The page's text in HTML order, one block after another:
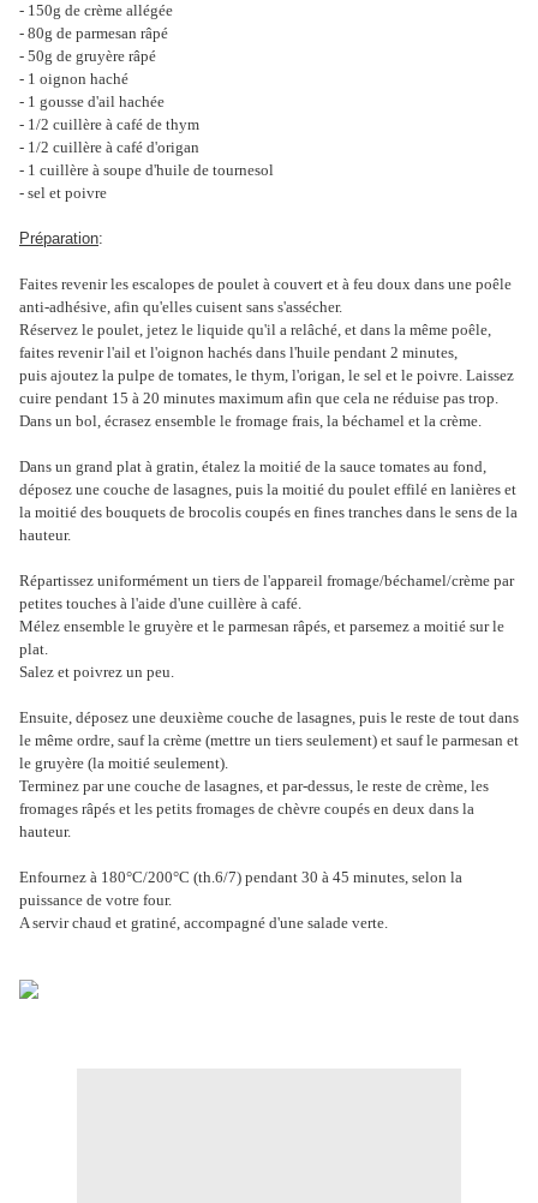
- 150g de crème allégée
- 80g de parmesan râpé
- 50g de gruyère râpé
- 1 oignon haché
- 1 gousse d'ail hachée
- 1/2 cuillère à café de thym
- 1/2 cuillère à café d'origan
- 1 cuillère à soupe d'huile de tournesol
- sel et poivre
Préparation:
Faites revenir les escalopes de poulet à couvert et à feu doux dans une poêle
anti-adhésive, afin qu'elles cuisent sans s'assécher.
Réservez le poulet, jetez le liquide qu'il a relâché, et dans la même poêle,
faites revenir l'ail et l'oignon hachés dans l'huile pendant 2 minutes,
puis ajoutez la pulpe de tomates, le thym, l'origan, le sel et le poivre. Laissez
cuire pendant 15 à 20 minutes maximum afin que cela ne réduise pas trop.
Dans un bol, écrasez ensemble le fromage frais, la béchamel et la crème.
Dans un grand plat à gratin, étalez la moitié de la sauce tomates au fond,
déposez une couche de lasagnes, puis la moitié du poulet effilé en lanières et
la moitié des bouquets de brocolis coupés en fines tranches dans le sens de la
hauteur.
Répartissez uniformément un tiers de l'appareil fromage/béchamel/crème par
petites touches à l'aide d'une cuillère à café.
Mélez ensemble le gruyère et le parmesan râpés, et parsemez a moitié sur le
plat.
Salez et poivrez un peu.
Ensuite, déposez une deuxième couche de lasagnes, puis le reste de tout dans
le même ordre, sauf la crème (mettre un tiers seulement) et sauf le parmesan et
le gruyère (la moitié seulement).
Terminez par une couche de lasagnes, et par-dessus, le reste de crème, les
fromages râpés et les petits fromages de chèvre coupés en deux dans la
hauteur.
Enfournez à 180°C/200°C (th.6/7) pendant 30 à 45 minutes, selon la
puissance de votre four.
A servir chaud et gratiné, accompagné d'une salade verte.